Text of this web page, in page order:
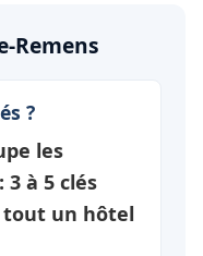
Remens
?
les
: 3 à 5 clés
un hôtel